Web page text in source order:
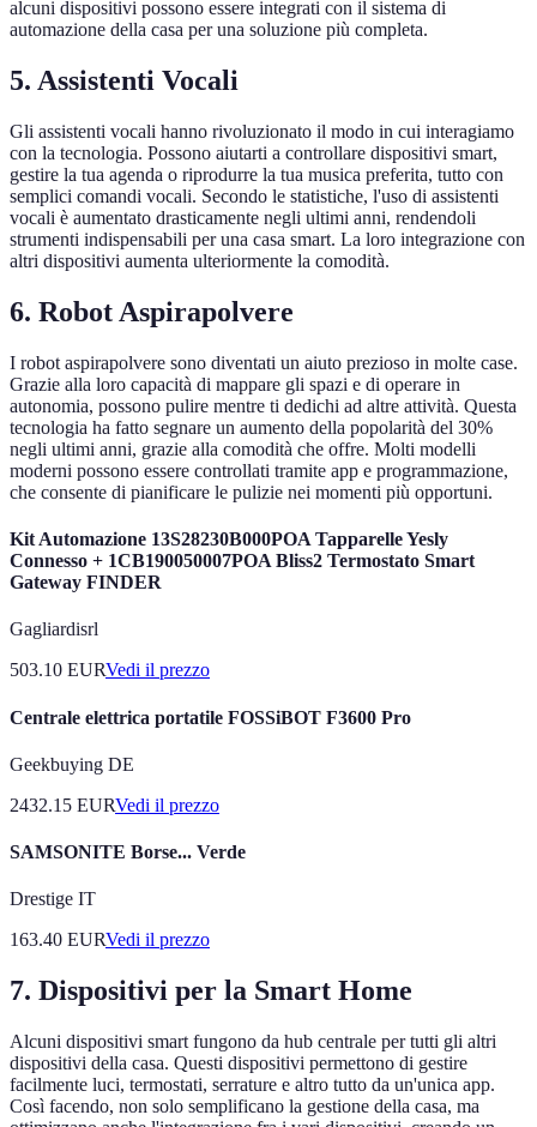
alcuni dispositivi possono essere integrati con il sistema di
automazione della casa per una soluzione più completa.
5. Assistenti Vocali
Gli assistenti vocali hanno rivoluzionato il modo in cui interagiamo
con la tecnologia. Possono aiutarti a controllare dispositivi smart,
gestire la tua agenda o riprodurre la tua musica preferita, tutto con
semplici comandi vocali. Secondo le statistiche, l'uso di assistenti
vocali è aumentato drasticamente negli ultimi anni, rendendoli
strumenti indispensabili per una casa smart. La loro integrazione con
altri dispositivi aumenta ulteriormente la comodità.
6. Robot Aspirapolvere
I robot aspirapolvere sono diventati un aiuto prezioso in molte case.
Grazie alla loro capacità di mappare gli spazi e di operare in
autonomia, possono pulire mentre ti dedichi ad altre attività. Questa
tecnologia ha fatto segnare un aumento della popolarità del 30%
negli ultimi anni, grazie alla comodità che offre. Molti modelli
moderni possono essere controllati tramite app e programmazione,
che consente di pianificare le pulizie nei momenti più opportuni.
Kit Automazione 13S28230B000POA Tapparelle Yesly
Connesso + 1CB190050007POA Bliss2 Termostato Smart
Gateway FINDER
Gagliardisrl
503.10 EURVedi il prezzo
Centrale elettrica portatile FOSSiBOT F3600 Pro
Geekbuying DE
2432.15 EURVedi il prezzo
SAMSONITE Borse... Verde
Drestige IT
163.40 EURVedi il prezzo
7. Dispositivi per la Smart Home
Alcuni dispositivi smart fungono da hub centrale per tutti gli altri
dispositivi della casa. Questi dispositivi permettono di gestire
facilmente luci, termostati, serrature e altro tutto da un'unica app.
Così facendo, non solo semplificano la gestione della casa, ma